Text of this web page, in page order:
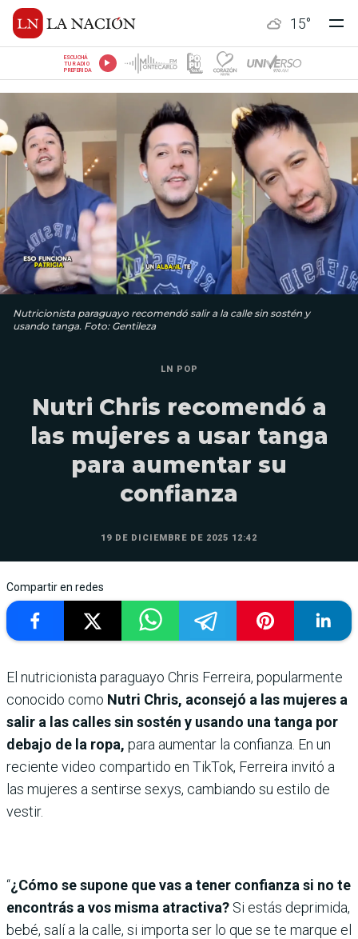
15°
ESCUCHÁ
TU RADIO
PREFERIDA
Nutricionista paraguayo recomendó salir a la calle sin sostén y
usando tanga. Foto: Gentileza
LN POP
Nutri Chris recomendó a
las mujeres a usar tanga
para aumentar su
confianza
19 DE DICIEMBRE DE 2025 12:42
Compartir en redes
El nutricionista paraguayo Chris Ferreira, popularmente
conocido como Nutri Chris, aconsejó a las mujeres a
salir a las calles sin sostén y usando una tanga por
debajo de la ropa, para aumentar la confianza. En un
reciente video compartido en TikTok, Ferreira invitó a
las mujeres a sentirse sexys, cambiando su estilo de
vestir.
“¿Cómo se supone que vas a tener confianza si no te
encontrás a vos misma atractiva? Si estás deprimida,
bebé, salí a la calle, si importa ser lo que se te marque el